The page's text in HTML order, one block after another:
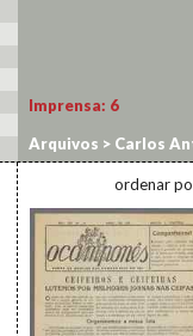
Imprensa: 6
Arquivos > Carlos
ordenar